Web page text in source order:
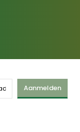
Aanmelden